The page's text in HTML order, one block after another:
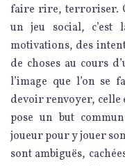
faire rire, terroriser.
un jeu social, c’est
motivations, des
de choses au cours
l’image que l’on se
devoir renvoyer, celle
pose un but
joueur pour y jouer
sont ambiguës,